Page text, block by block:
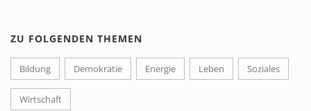
ZU FOLGENDEN THEMEN
Bildung Demokratie Energie Leben Soziales
Wirtschaft